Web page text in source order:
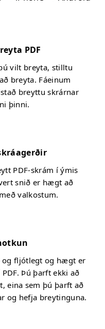
PDF
vilt breyta, stilltu
breyta. Fáeinum
breyttu skrárnar
þinni.
PDF-skrám í ýmis
snið er hægt að
valkostum.
og fljótlegt og hægt er
Þú þarft ekki að
eina sem þú þarft að
og hefja breytinguna.